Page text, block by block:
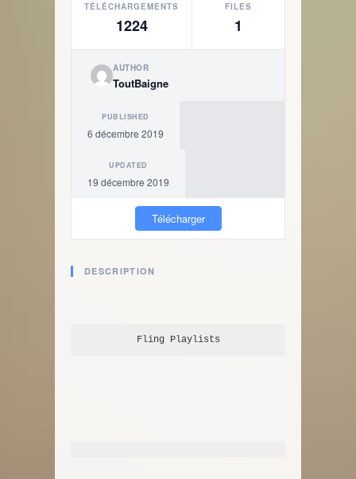
TÉLÉCHARGEMENTS
1224
FILES
1
AUTHOR
ToutBaigne
PUBLISHED
6 décembre 2019
UPDATED
19 décembre 2019
Télécharger
DESCRIPTION
Fling Playlists